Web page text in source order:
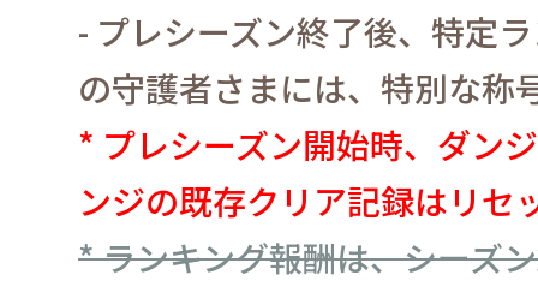
- プレシーズン終了後、特定
の守護者さまには、特別な称
* プレシーズン開始時、ダン
ンジの既存クリア記録はリセ
*ランキング報酬は、シーズ